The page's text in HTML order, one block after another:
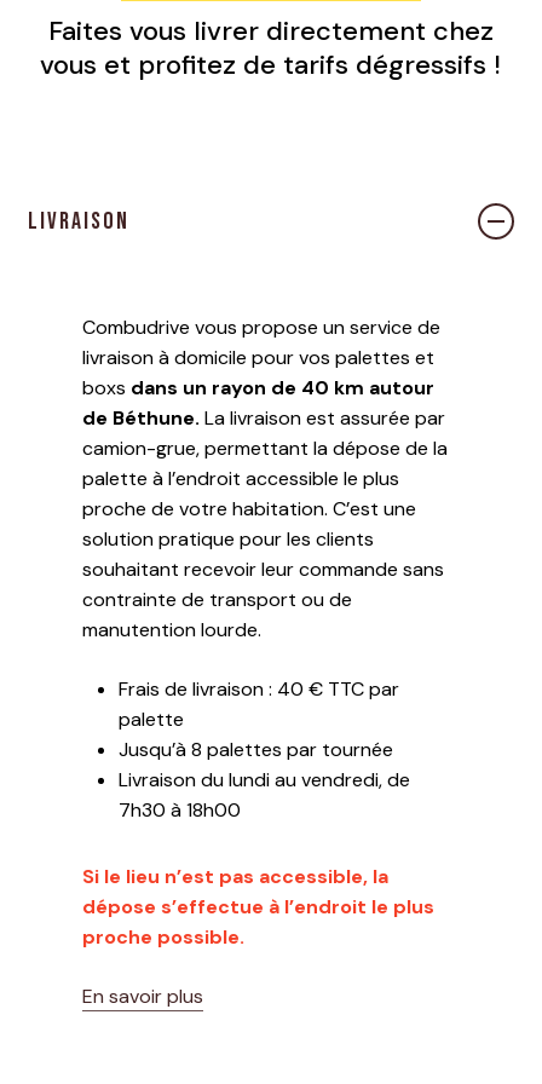
Faites vous livrer directement chez
vous et profitez de tarifs dégressifs !
Livraison
Combudrive vous propose un service de
livraison à domicile pour vos palettes et
boxs dans un rayon de 40 km autour
de Béthune. La livraison est assurée par
camion-grue, permettant la dépose de la
palette à l’endroit accessible le plus
proche de votre habitation. C’est une
solution pratique pour les clients
souhaitant recevoir leur commande sans
contrainte de transport ou de
manutention lourde.
Frais de livraison : 40 € TTC par
palette
Jusqu’à 8 palettes par tournée
Livraison du lundi au vendredi, de
7h30 à 18h00
Si le lieu n’est pas accessible, la
dépose s’effectue à l’endroit le plus
proche possible.
En savoir plus